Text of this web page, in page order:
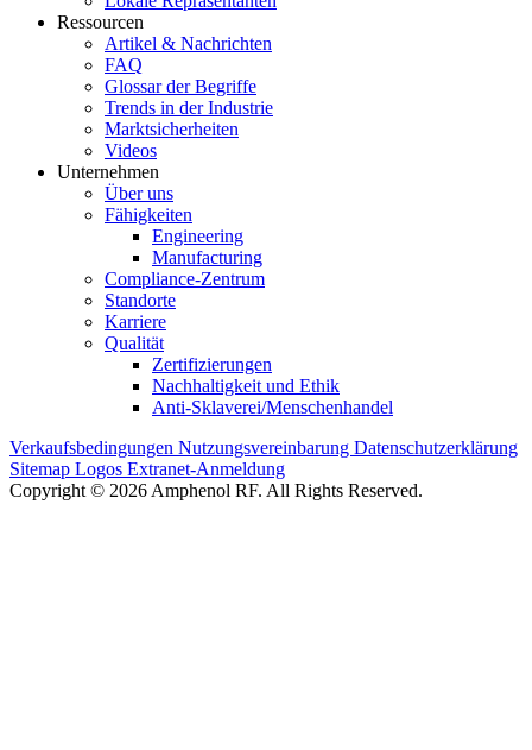
Ressourcen
Artikel & Nachrichten
FAQ
Glossar der Begriffe
Trends in der Industrie
Marktsicherheiten
Videos
Unternehmen
Über uns
Fähigkeiten
Engineering
Manufacturing
Compliance-Zentrum
Standorte
Karriere
Qualität
Zertifizierungen
Nachhaltigkeit und Ethik
Anti-Sklaverei/Menschenhandel
Verkaufsbedingungen Nutzungsvereinbarung Datenschutzerklärung
Sitemap Logos Extranet-Anmeldung
Copyright © 2026 Amphenol RF. All Rights Reserved.